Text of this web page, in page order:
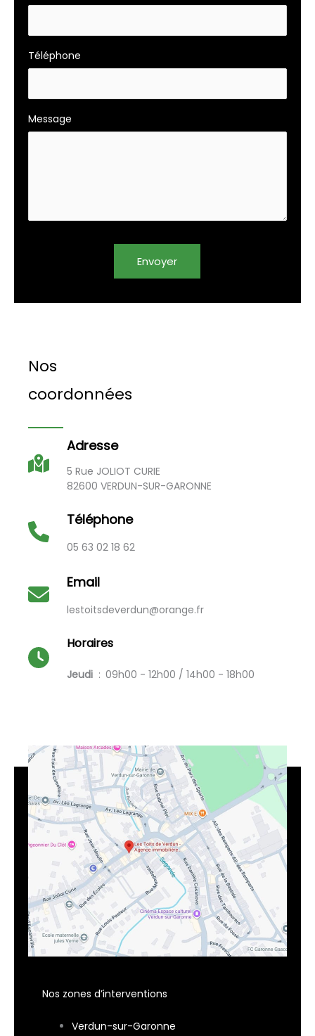
Téléphone
Message
Envoyer
Nos
coordonnées
Adresse
5 Rue JOLIOT CURIE
82600 VERDUN-SUR-GARONNE
Téléphone
05 63 02 18 62
Email
lestoitsdeverdun@orange.fr
Horaires
Jeudi 09h00 - 12h00 / 14h00 - 18h00
Nos zones d’interventions
Verdun-sur-Garonne